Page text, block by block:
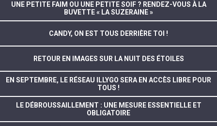
UNE PETITE FAIM OU UNE PETITE SOIF ? RENDEZ-VOUS À LA
BUVETTE « LA SUZERAINE »
CANDY, ON EST TOUS DERRIÈRE TOI !
RETOUR EN IMAGES SUR LA NUIT DES ÉTOILES
EN SEPTEMBRE, LE RÉSEAU ILLYGO SERA EN ACCÈS LIBRE POUR
TOUS !
LE DÉBROUSSAILLEMENT : UNE MESURE ESSENTIELLE ET
OBLIGATOIRE